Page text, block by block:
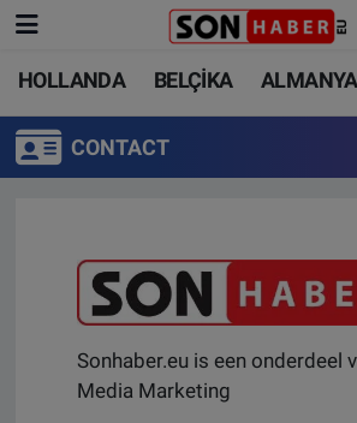
HOLLANDA BELÇİKA ALMANYA
CONTACT
Sonhaber.eu is een onderdeel
Media Marketing
HOLLANDA
BELÇİKA
FRANSA
SAĞLIK - YAŞAM
HOLLANDA
BELÇİKA
TÜRKİYE
BİLİM-TEKNOLOJİ
Nöbetçi Eczaneler
Hava Durumu
Süper Lig Puan Durumu ve
Son Dakika Haberleri